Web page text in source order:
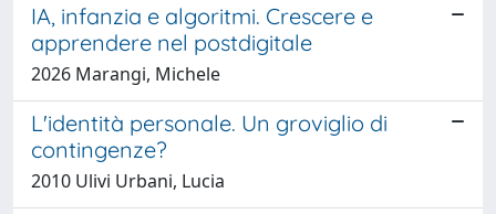
IA, infanzia e algoritmi. Crescere e
apprendere nel postdigitale
2026 Marangi, Michele
L'identità personale. Un groviglio di
contingenze?
2010 Ulivi Urbani, Lucia